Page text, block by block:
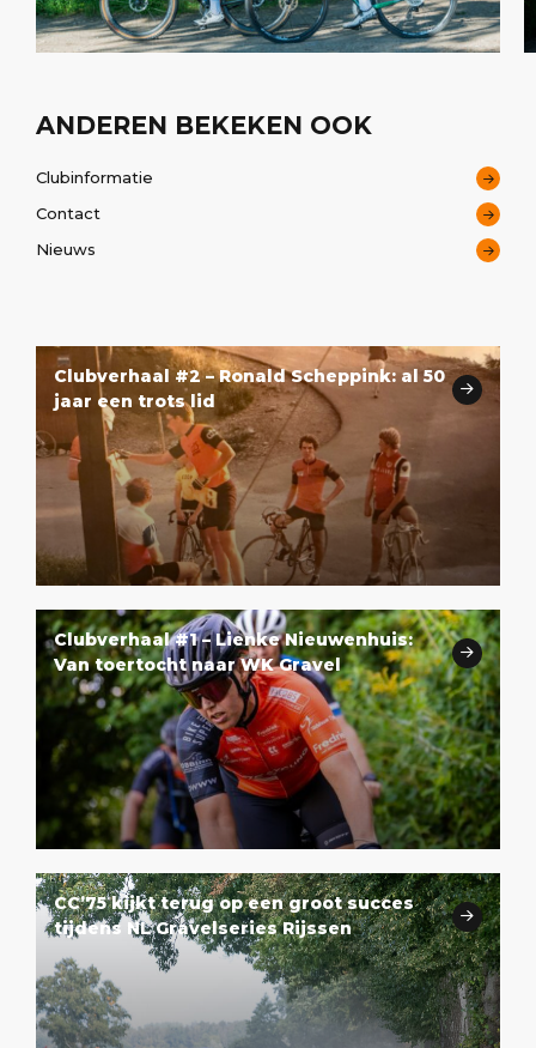
ANDEREN BEKEKEN OOK
Clubinformatie
Contact
Nieuws
Clubverhaal #2 – Ronald Scheppink: al 50
jaar een trots lid
Clubverhaal #1 – Lienke Nieuwenhuis:
Van toertocht naar WK Gravel
CC’75 kijkt terug op een groot succes
tijdens NL Gravelseries Rijssen